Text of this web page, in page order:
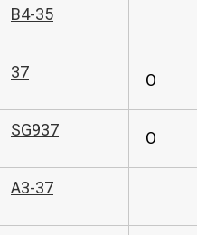
B4-35
37 O
SG937 O
A3-37